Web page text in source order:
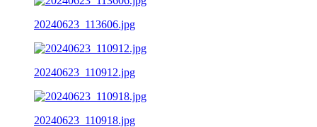
20240623_113606.jpg
20240623_110912.jpg
20240623_110918.jpg